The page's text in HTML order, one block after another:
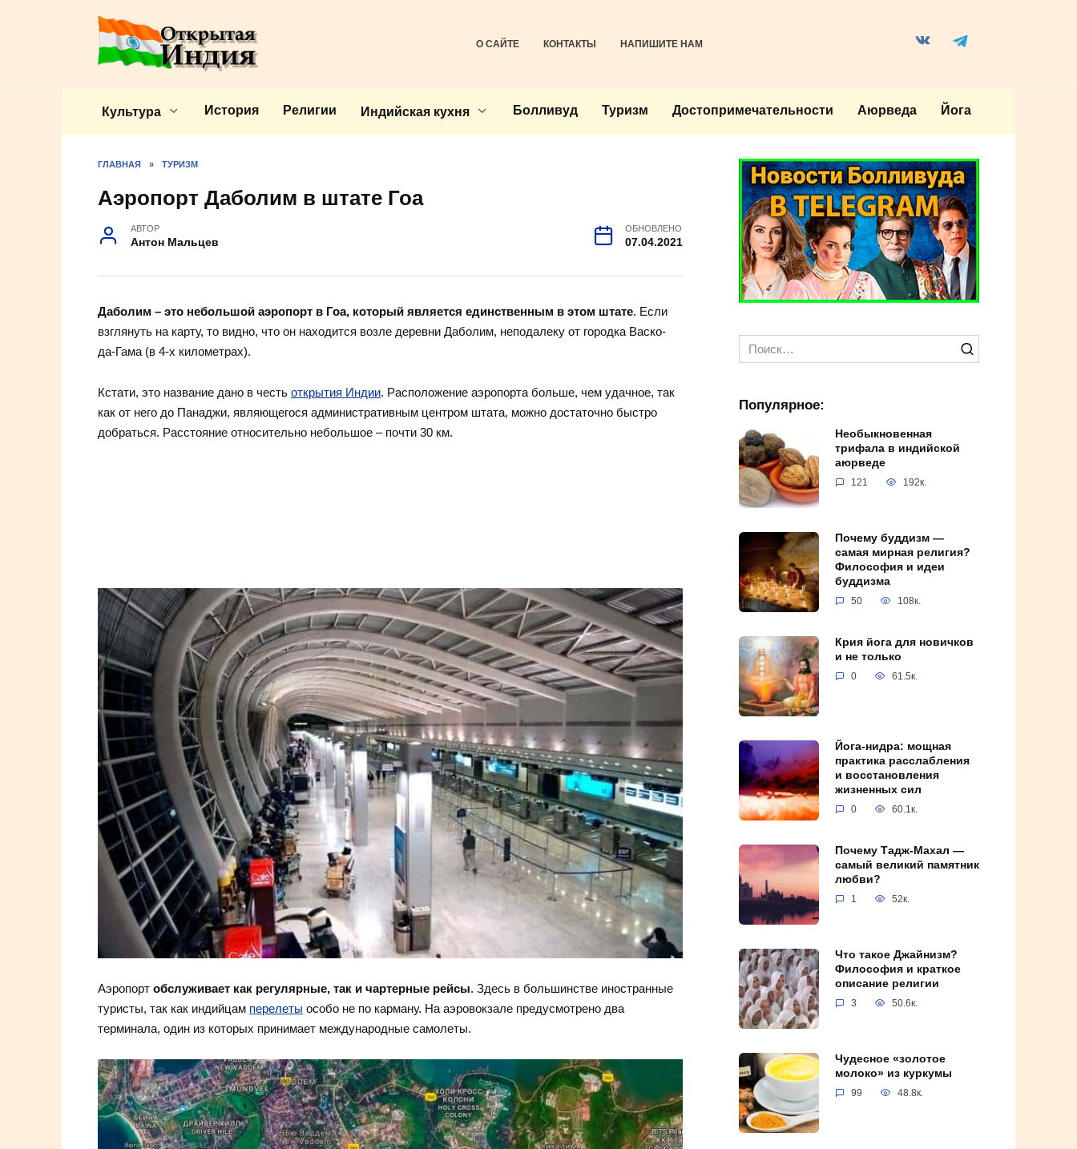
О САЙТЕ КОНТАКТЫ НАПИШИТЕ НАМ
Культура История Религии Индийская кухня Болливуд Туризм Достопримечательности Аюрведа Йога
ГЛАВНАЯ » ТУРИЗМ
Аэропорт Даболим в штате Гоа
АВТОР
Антон Мальцев
ОБНОВЛЕНО
07.04.2021
Даболим – это небольшой аэропорт в Гоа, который является единственным в этом штате. Если
взглянуть на карту, то видно, что он находится возле деревни Даболим, неподалеку от городка Васко-
да-Гама (в 4-х километрах).
Кстати, это название дано в честь открытия Индии. Расположение аэропорта больше, чем удачное, так
как от него до Панаджи, являющегося административным центром штата, можно достаточно быстро
добраться. Расстояние относительно небольшое – почти 30 км.
Аэропорт обслуживает как регулярные, так и чартерные рейсы. Здесь в большинстве иностранные
туристы, так как индийцам перелеты особо не по карману. На аэровокзале предусмотрено два
терминала, один из которых принимает международные самолеты.
Search
for:
Популярное:
Необыкновенная
трифала в индийской
аюрведе
121 192к.
Почему буддизм —
самая мирная религия?
Философия и идеи
буддизма
50 108к.
Крия йога для новичков
и не только
0 61.5к.
Йога-нидра: мощная
практика расслабления
и восстановления
жизненных сил
0 60.1к.
Почему Тадж-Махал —
самый великий памятник
любви?
1 52к.
Что такое Джайнизм?
Философия и краткое
описание религии
3 50.6к.
Чудесное «золотое
молоко» из куркумы
99 48.8к.